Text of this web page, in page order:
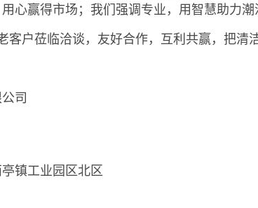
心赢得市场；我们强调专业，用智慧助力潮
客户莅临洽谈，友好合作，互利共赢，把清
司
镇工业园区北区